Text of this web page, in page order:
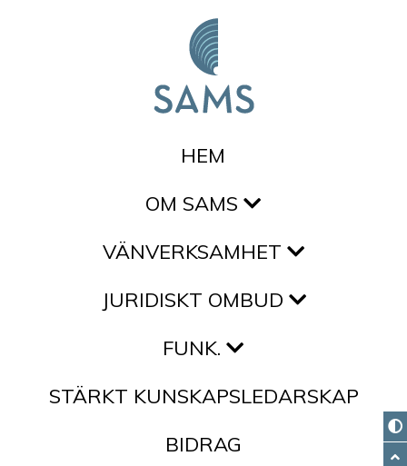
HEM
OM SAMS
VÄNVERKSAMHET
JURIDISKT OMBUD
FUNK.
STÄRKT KUNSKAPSLEDARSKAP
BIDRAG